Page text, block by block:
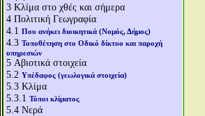
3 Κλίμα στο χθές και σήμερα
4 Πολιτική Γεωγραφία
4.1 Που ανήκει διοικητικά (Νομός, Δήμος)
4.3 Τοποθέτηση στο Οδικό δίκτυο και παροχή
υπηρεσιών
5 Αβιοτικά στοιχεία
5.2 Υπέδαφος (γεωλογικά στοιχεία)
5.3 Κλίμα
5.3.1 Τύποι κλίματος
5.4 Νερά